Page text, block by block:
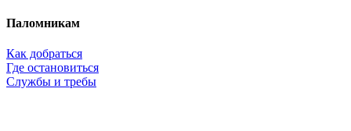
Паломникам
Как добраться
Где остановиться
Службы и требы